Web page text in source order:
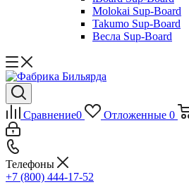
Molokai Sup-Board
Takumo Sup-Board
Весла Sup-Board
Сравнение0 Отложенные 0
Телефоны
+7 (800) 444-17-52